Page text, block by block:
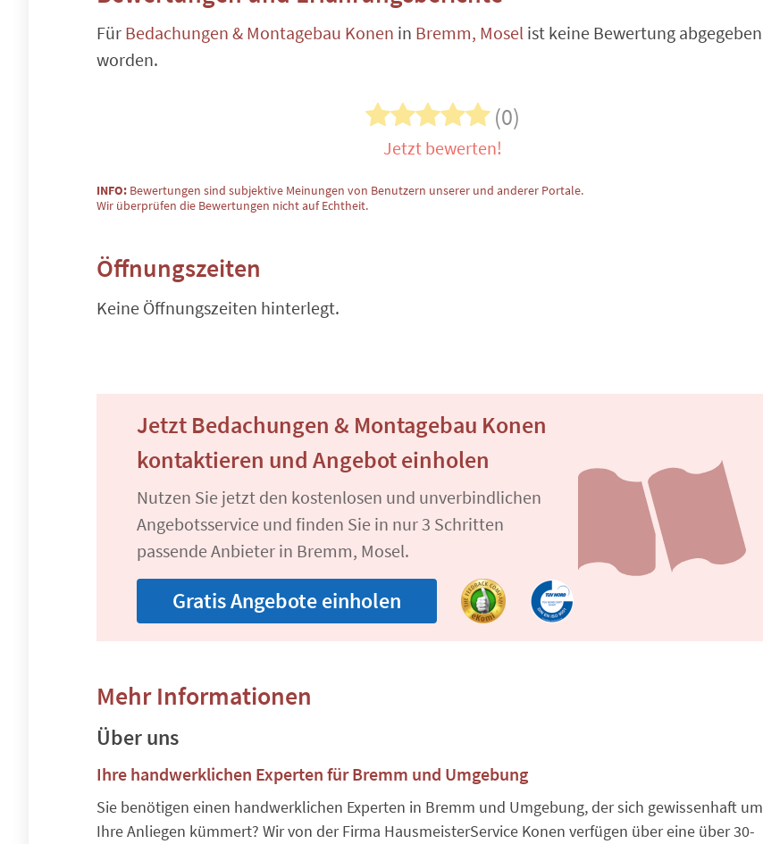
Für Bedachungen & Montagebau Konen in Bremm, Mosel ist keine Bewertung abgegeben
worden.
(0)
Jetzt bewerten!
INFO: Bewertungen sind subjektive Meinungen von Benutzern unserer und anderer Portale.
Wir überprüfen die Bewertungen nicht auf Echtheit.
Öffnungszeiten
Keine Öffnungszeiten hinterlegt.
Jetzt Bedachungen & Montagebau Konen
kontaktieren und Angebot einholen
Nutzen Sie jetzt den kostenlosen und unverbindlichen
Angebotsservice und finden Sie in nur 3 Schritten
passende Anbieter in Bremm, Mosel.
Gratis Angebote einholen
Mehr Informationen
Über uns
Ihre handwerklichen Experten für Bremm und Umgebung
Sie benötigen einen handwerklichen Experten in Bremm und Umgebung, der sich gewissenhaft um
Ihre Anliegen kümmert? Wir von der Firma HausmeisterService Konen verfügen über eine über 30-